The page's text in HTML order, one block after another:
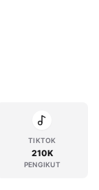
TIKTOK
210K
PENGIKUT